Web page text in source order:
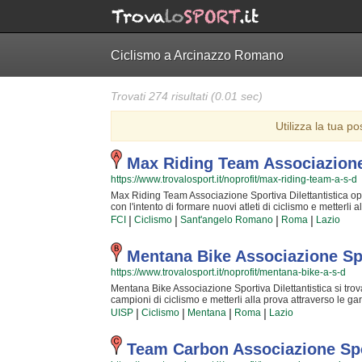
Ciclismo a Arcinazzo Romano
Trovati 274 risultati (0.01 sec)
Utilizza la tua
Max Riding Team
https://www.trovalosport.it/noprofit/max-riding-team-a-s-d
Max Riding Team Associazione Sportiva Dilettantistica
con l'intento di formare nuovi atleti di ciclismo e metterli
insieme al FCI! Il tutto all'insegna della totale sicurezza
diventare dei campioni ma è sicurezza che chiunque
più preparati della Provincia ed hanno alle loro spalle
migliore del crescere nuove generazioni di atleti e
una vita! Chi vuole fare oggi ciclismo deve affidarsi
Sportiva Dilettantistica è in quel gruppo di associazioni
Associazione Sportiva Dilettantistica è una grande
passare davvero gradevole il tuo tempo libero. Se vuoi
sede o inviare un messaggio cliccando sul bottone
FCI | Ciclismo | Sant'angelo Romano | Roma | Lazio
Mentana Bike Associazione
https://www.trovalosport.it/noprofit/mentana-bike-a-s-d
Mentana Bike Associazione Sportiva Dilettantistica si
campioni di ciclismo e metterli alla prova attraverso le
all'insegna della assoluta sicurezza e... del divertimento!
è sicurezza che ognuno possa avere questa ambizione
della Provincia ed hanno alle loro spalle anni ed anni di
nuove generazioni di atleti e condividere la propria
oggi ciclismo deve affidarsi solamente a dei sinceri
UISP | Ciclismo | Mentana | Roma | Lazio
Team Carbon Associazione